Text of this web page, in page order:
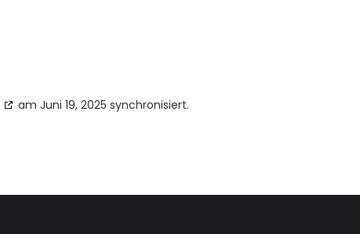
am Juni 19, 2025 synchronisiert.